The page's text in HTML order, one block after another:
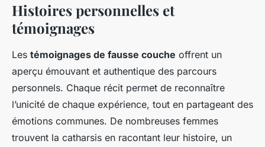
Histoires personnelles et
témoignages
Les témoignages de fausse couche offrent un
aperçu émouvant et authentique des parcours
personnels. Chaque récit permet de reconnaître
l’unicité de chaque expérience, tout en partageant des
émotions communes. De nombreuses femmes
trouvent la catharsis en racontant leur histoire, un